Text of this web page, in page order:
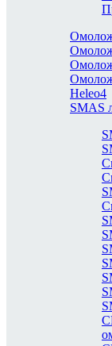
Heleo4
SMAS